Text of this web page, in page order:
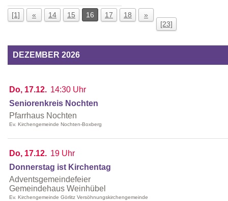
[1] « 14 15 16 17 18
»
[23]
DEZEMBER 2026
Do, 17.12. 14:30 Uhr
Seniorenkreis Nochten
Pfarrhaus Nochten
Ev. Kirchengemeinde Nochten-Boxberg
Do, 17.12. 19 Uhr
Donnerstag ist Kirchentag
Adventsgemeindefeier
Gemeindehaus Weinhübel
Ev. Kirchengemeinde Görlitz Versöhnungskirchengemeinde